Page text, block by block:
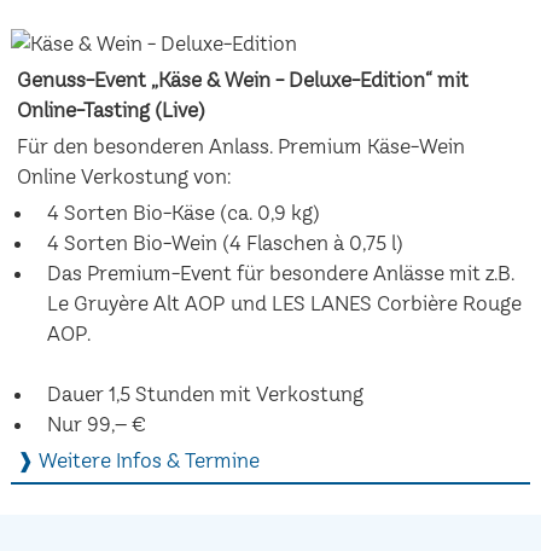
Genuss-Event „Käse & Wein - Deluxe-Edition“ mit
Online-Tasting (Live)
Für den besonderen Anlass. Premium Käse-Wein
Online Verkostung von:
4 Sorten Bio-Käse (ca. 0,9 kg)
4 Sorten Bio-Wein (4 Flaschen à 0,75 l)
Das Premium-Event für besondere Anlässe mit z.B.
Le Gruyère Alt AOP und LES LANES Corbière Rouge
AOP.
Dauer 1,5 Stunden mit Verkostung
Nur 99,– €
❱ Weitere Infos & Termine